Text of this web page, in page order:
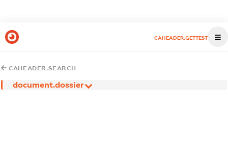
CAHEADER.GETTEST
CAHEADER.SEARCH
document.dossier